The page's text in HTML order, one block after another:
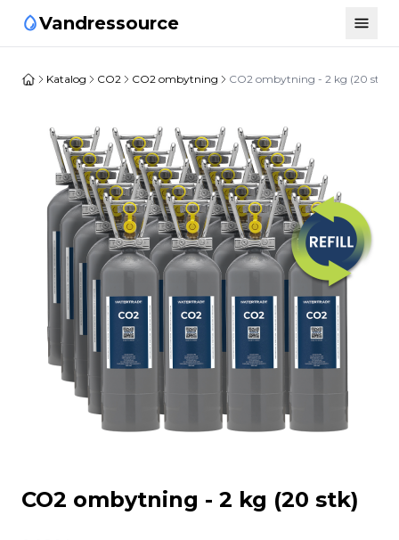
Vandressource
Katalog CO2 CO2 ombytning CO2 ombytning - 2 kg (20 stk)
CO2 ombytning - 2 kg (20 stk)